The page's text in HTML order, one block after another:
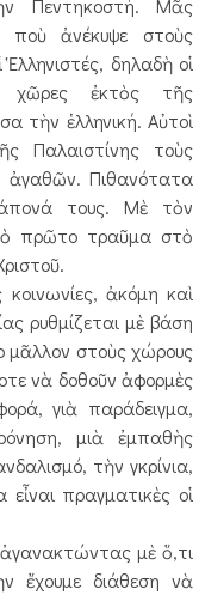
Πεντηκοστή. Μᾶς
ποὺ ἀνέκυψε στοὺς
δηλαδὴ οἱ
χῶρες ἐκτὸς τῆς
τὴν ἑλληνική. Αὐτοὶ
Παλαιστίνης τοὺς
ἀγαθῶν. Πιθανότατα
τους. Μὲ τὸν
πρῶτο τραῦμα στὸ
ἀκόμη καὶ
ρυθμίζεται μὲ βάση
μᾶλλον στοὺς χώρους
νὰ δοθοῦν ἀφορμὲς
γιὰ παράδειγμα,
μιὰ ἐμπαθὴς
τὴν γκρίνια,
πραγματικὲς οἱ
μὲ ὅ,τι
ἔχουμε διάθεση νὰ